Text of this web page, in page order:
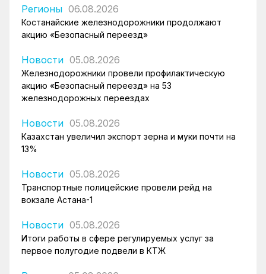
Регионы 06.08.2026
Костанайские железнодорожники продолжают
акцию «Безопасный переезд»
Новости 05.08.2026
Железнодорожники провели профилактическую
акцию «Безопасный переезд» на 53
железнодорожных переездах
Новости 05.08.2026
Казахстан увеличил экспорт зерна и муки почти на
13%
Новости 05.08.2026
Транспортные полицейские провели рейд на
вокзале Астана-1
Новости 05.08.2026
Итоги работы в сфере регулируемых услуг за
первое полугодие подвели в КТЖ